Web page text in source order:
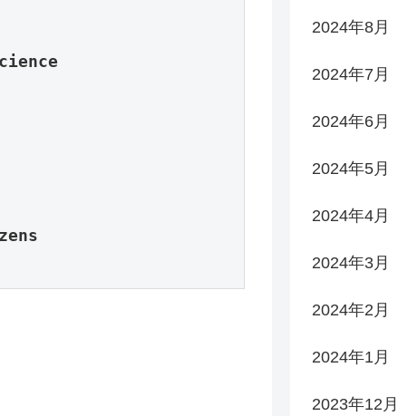
2024年8月
2024年7月
2024年6月
2024年5月
2024年4月
2024年3月
2024年2月
2024年1月
2023年12月